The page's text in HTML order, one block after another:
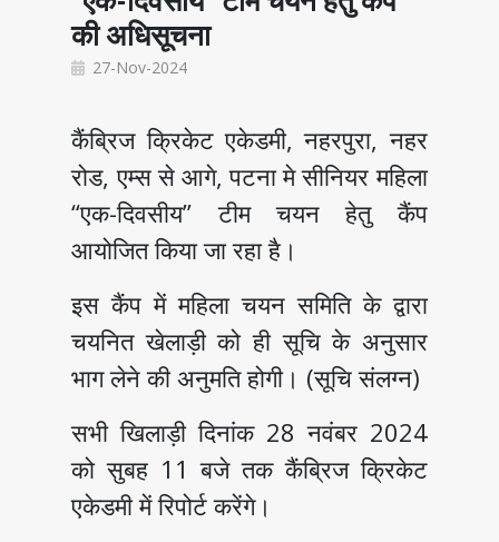
की अधिसूचना
27-Nov-2024
कैंब्रिज क्रिकेट एकेडमी, नहरपुरा, नहर
रोड, एम्स से आगे, पटना मे सीनियर महिला
“एक-दिवसीय” टीम चयन हेतु कैंप
आयोजित किया जा रहा है।
इस कैंप में महिला चयन समिति के द्वारा
चयनित खेलाड़ी को ही सूचि के अनुसार
भाग लेने की अनुमति होगी। (सूचि संलग्न)
सभी खिलाड़ी दिनांक 28 नवंबर 2024
को सुबह 11 बजे तक कैंब्रिज क्रिकेट
एकेडमी में रिपोर्ट करेंगे।